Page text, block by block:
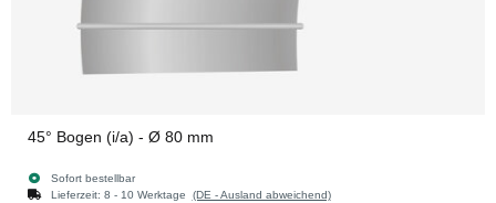
45° Bogen (i/a) - Ø 80 mm
Sofort bestellbar
Lieferzeit: 8 - 10 Werktage (DE - Ausland abweichend)